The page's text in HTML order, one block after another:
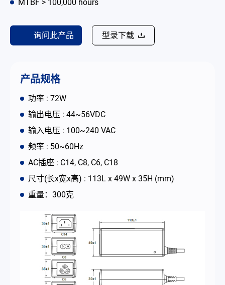
MTBF > 100,000 hours
询问此产品 型录下载
产品规格
功率 : 72W
输出电压 : 44~56VDC
输入电压 : 100~240 VAC
频率 : 50~60Hz
AC插座 : C14, C8, C6, C18
尺寸(长x宽x高) : 113L x 49W x 35H (mm)
重量：300克
联络我们
简体中文